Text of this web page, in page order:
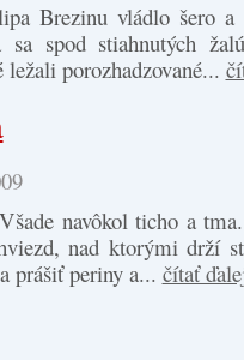
Brezinu vládlo šero a
sa spod stiahnutých
porozhadzované...
navôkol ticho a
nad ktorými drží
prášiť periny a... čítať